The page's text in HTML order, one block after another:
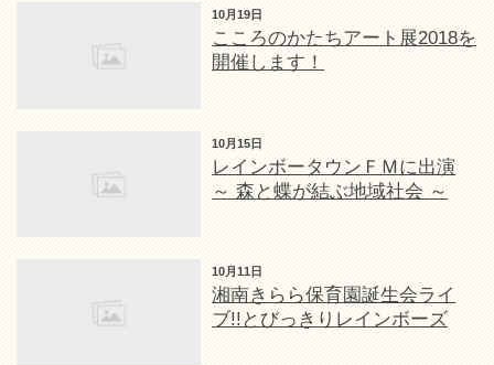
10月19日
こころのかたちアート展2018を
開催します！
10月15日
レインボータウンＦＭに出演
～ 森と蝶が結ぶ地域社会 ～
10月11日
湘南きらら保育園誕生会ライ
ブ!!とびっきりレインボーズ